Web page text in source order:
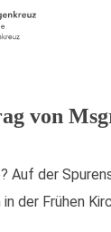
von
Auf der
der Frühen